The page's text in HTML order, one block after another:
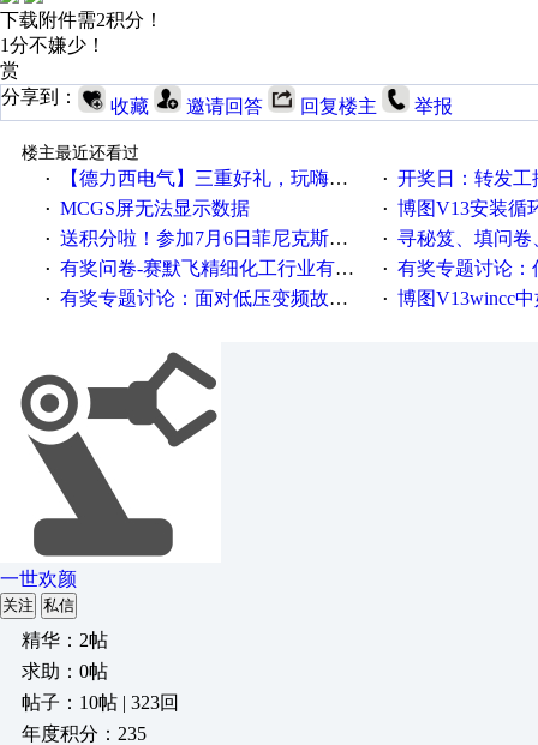
下载附件需2积分！
1分不嫌少！
赏
分享到：
收藏 邀请回答 回复楼主 举报
楼主最近还看过
·
【德力西电气】三重好礼，玩嗨夏日！ · 开奖日：转发工控速派
· MCGS屏无法显示数据 · 博图V13安装循环重启
· 送积分啦！参加7月6日菲尼克斯在线研讨会即得 · 寻秘笈、填问卷
· 有奖问卷-赛默飞精细化工行业有奖调查来袭！ · 有奖专题讨论：伺服选择
· 有奖专题讨论：面对低压变频故障，老手是这样解决的！ · 博图V13wincc中如何
一世欢颜
关注 私信
精华：2帖
求助：0帖
帖子：10帖 | 323回
年度积分：235